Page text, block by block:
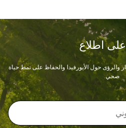
اطلاع
والرؤى حول الأيورفيدا والحفاظ على نمط حياة
صحي.